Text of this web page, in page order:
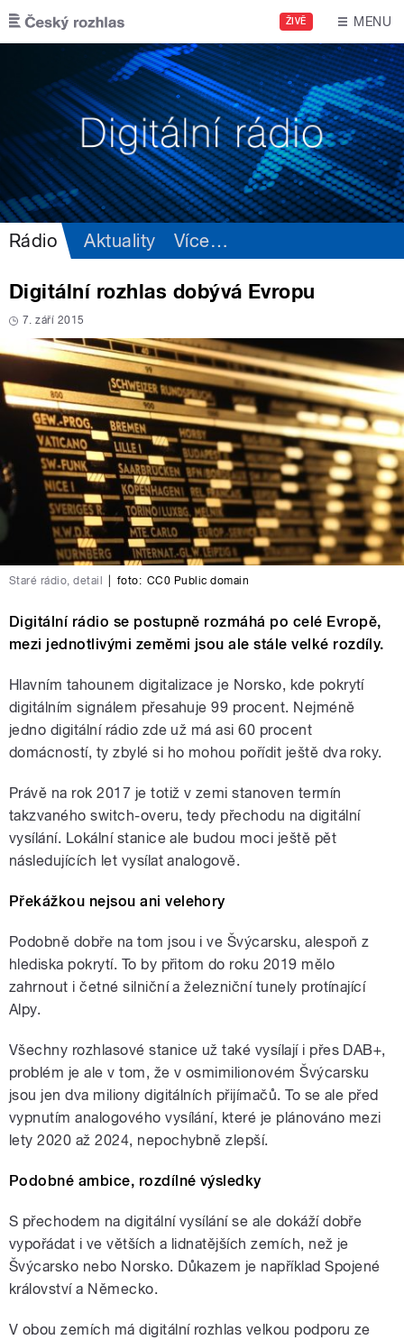
Přejít k hlavnímu obsahu
ŽIVĚ MENU
Rádio Aktuality Více…
Digitální rozhlas dobývá Evropu
7. září 2015
Staré rádio, detail foto: CC0 Public domain
Digitální rádio se postupně rozmáhá po celé Evropě,
mezi jednotlivými zeměmi jsou ale stále velké rozdíly.
Hlavním tahounem digitalizace je Norsko, kde pokrytí
digitálním signálem přesahuje 99 procent. Nejméně
jedno digitální rádio zde už má asi 60 procent
domácností, ty zbylé si ho mohou pořídit ještě dva roky.
Právě na rok 2017 je totiž v zemi stanoven termín
takzvaného switch-overu, tedy přechodu na digitální
vysílání. Lokální stanice ale budou moci ještě pět
následujících let vysílat analogově.
Překážkou nejsou ani velehory
Podobně dobře na tom jsou i ve Švýcarsku, alespoň z
hlediska pokrytí. To by přitom do roku 2019 mělo
zahrnout i četné silniční a železniční tunely protínající
Alpy.
Všechny rozhlasové stanice už také vysílají i přes DAB+,
problém je ale v tom, že v osmimilionovém Švýcarsku
jsou jen dva miliony digitálních přijímačů. To se ale před
vypnutím analogového vysílání, které je plánováno mezi
lety 2020 až 2024, nepochybně zlepší.
Podobné ambice, rozdílné výsledky
S přechodem na digitální vysílání se ale dokáží dobře
vypořádat i ve větších a lidnatějších zemích, než je
Švýcarsko nebo Norsko. Důkazem je například Spojené
království a Německo.
V obou zemích má digitální rozhlas velkou podporu ze